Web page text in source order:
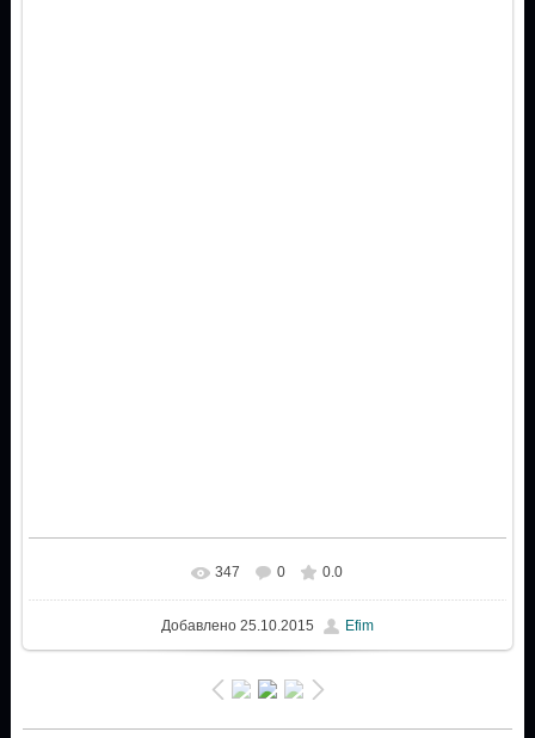
347 0 0.0
Добавлено25.10.2015 Efim